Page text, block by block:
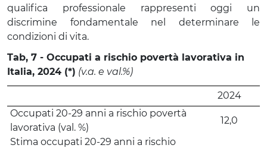
qualifica professionale rappresenti oggi un
discrimine fondamentale nel determinare le
condizioni di vita.
Tab, 7 - Occupati a rischio povertà lavorativa in
Italia, 2024 (*) (v.a. e val.%)
2024
Occupati 20-29 anni a rischio povertà
lavorativa (val. %)
12,0
Stima occupati 20-29 anni a rischio